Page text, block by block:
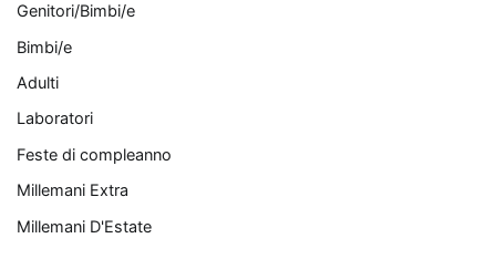
Genitori/Bimbi/e
Bimbi/e
Adulti
Laboratori
Feste di compleanno
Millemani Extra
Millemani D'Estate